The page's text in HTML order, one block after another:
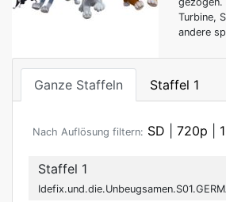
Turbine,
andere
Ganze Staffeln Staffel 1
Nach Auflösung filtern: SD 720p
Staffel 1